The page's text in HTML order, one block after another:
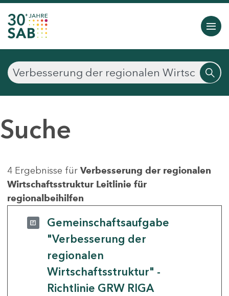
Suche
4 Ergebnisse für Verbesserung der regionalen
Wirtschaftsstruktur Leitlinie für
regionalbeihilfen
Gemeinschaftsaufgabe
"Verbesserung der
regionalen
Wirtschaftsstruktur" -
Richtlinie GRW RIGA